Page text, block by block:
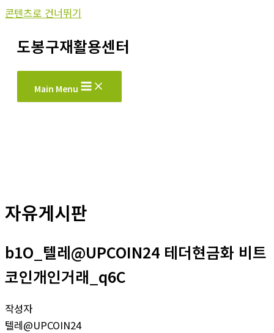
콘텐츠로 건너뛰기
도봉구재활용센터
Main Menu
자유게시판
b1O_텔레@UPCOIN24 테더현금화 비트
코인개인거래_q6C
작성자
텔레@UPCOIN24